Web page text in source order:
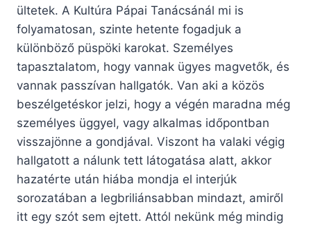
ültetek. A Kultúra Pápai Tanácsánál mi is
folyamatosan, szinte hetente fogadjuk a
különböző püspöki karokat. Személyes
tapasztalatom, hogy vannak ügyes magvetők, és
vannak passzívan hallgatók. Van aki a közös
beszélgetéskor jelzi, hogy a végén maradna még
személyes üggyel, vagy alkalmas időpontban
visszajönne a gondjával. Viszont ha valaki végig
hallgatott a nálunk tett látogatása alatt, akkor
hazatérte után hiába mondja el interjúk
sorozatában a legbriliánsabban mindazt, amiről
itt egy szót sem ejtett. Attól nekünk még mindig